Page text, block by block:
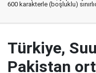
600 karakterle (boşluklu)
Türkiye,
Pakistan